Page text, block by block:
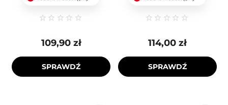
109,90 zł
SPRAWDŹ
114,00 zł
SPRAWDŹ